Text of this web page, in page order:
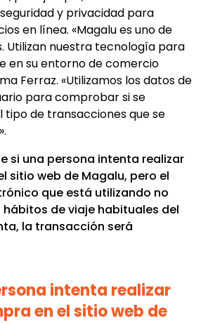
y privacidad para
en línea. «Magalu es uno de
Utilizan nuestra tecnología para
en su entorno de comercio
Ferraz. «Utilizamos los datos de
para comprobar si se
tipo de transacciones que se
si una persona intenta realizar
sitio web de Magalu, pero el
que está utilizando no
de viaje habituales del
la transacción será
intenta realizar
en el sitio web de